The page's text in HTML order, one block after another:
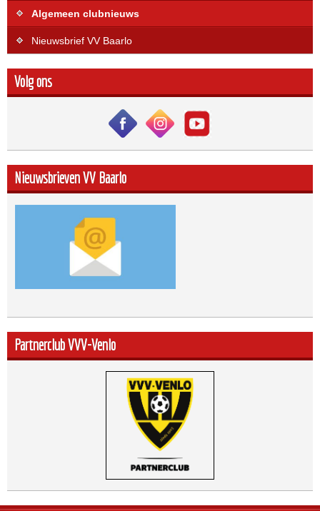
Algemeen clubnieuws
Nieuwsbrief VV Baarlo
Volg ons
Nieuwsbrieven VV Baarlo
Partnerclub VVV-Venlo